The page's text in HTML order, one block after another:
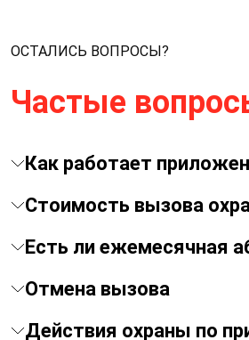
ОСТАЛИСЬ ВОПРОСЫ?
Частые
Как работает
Стоимость вызова
Есть ли ежемесячная
Отмена вызова
Действия охраны по